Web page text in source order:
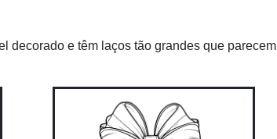
decorado e têm laços tão grandes que parecem